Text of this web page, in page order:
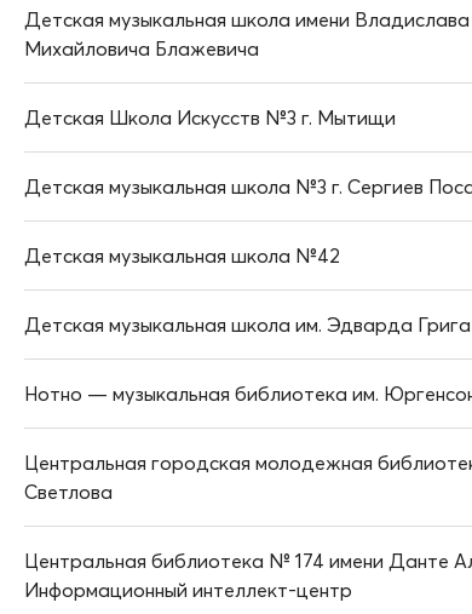
Детская музыкальная школа имени Владислава
Михайловича Блажевича
Детская Школа Искусств №3 г. Мытищи
Детская музыкальная школа №3 г. Сергиев
Детская музыкальная школа №42
Детская музыкальная школа им. Эдварда Грига
Нотно — музыкальная библиотека им.
Центральная городская молодежная
Светлова
Центральная библиотека № 174 имени Данте
Информационный интеллект-центр